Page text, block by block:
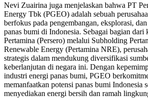
Nevi Zuairina juga menjelaskan bahwa PT
Energy Tbk (PGEO) adalah sebuah
berfokus pada pengembangan, eksplorasi,
panas bumi di Indonesia. Sebagai bagian dari
Pertamina (Persero) melalui Subholding
Renewable Energy (Pertamina NRE),
strategis dalam mendukung diversifikasi
keberlanjutan di negara ini. Dengan
industri energi panas bumi, PGEO
memanfaatkan potensi panas bumi Indonesia
menyediakan energi bersih dan ramah